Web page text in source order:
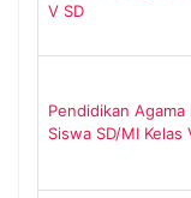
V SD
Pendidikan
Siswa SD/MI Kelas